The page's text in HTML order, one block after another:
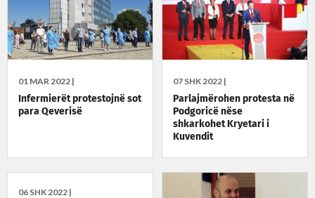
01 MAR 2022 |
Infermierët protestojnë sot
para Qeverisë
07 SHK 2022 |
Parlajmërohen protesta në
Podgoricë nëse
shkarkohet Kryetari i
Kuvendit
06 SHK 2022 |